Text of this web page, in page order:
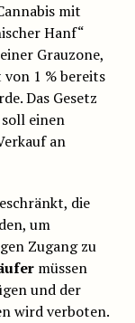
mit
Hanf“
Grauzone,
1 % bereits
Das Gesetz
einen
an
die
um
Zugang zu
müssen
und der
wird verboten.